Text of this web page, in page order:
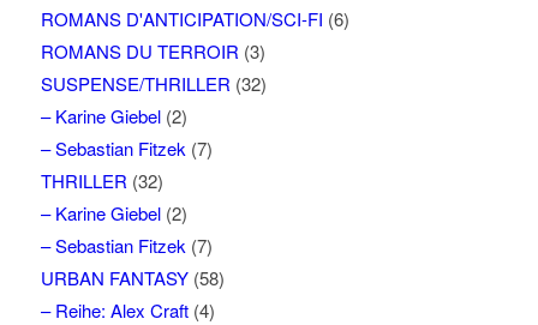
ROMANS D'ANTICIPATION/SCI-FI (6)
ROMANS DU TERROIR (3)
SUSPENSE/THRILLER (32)
– Karine Giebel(2)
– Sebastian Fitzek (7)
THRILLER (32)
– Karine Giebel(2)
– Sebastian Fitzek (7)
URBAN FANTASY(58)
– Reihe: Alex Craft(4)